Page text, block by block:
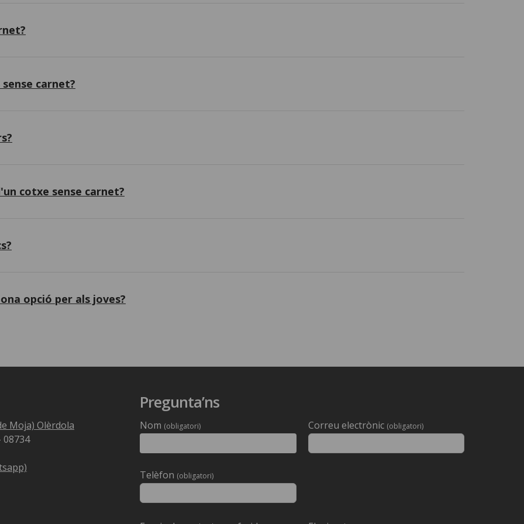
carnet?
cotxe sense carnet?
opció per als joves?
Moja) Olèrdola
08734
Pregunta’ns
Nom (obligatori)
Deixeu
aquest
Correu electrònic (obligatori)
Telèfon (obligatori)